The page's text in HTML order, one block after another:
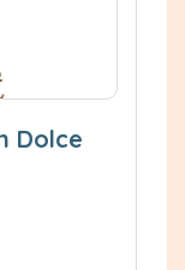
Dolce